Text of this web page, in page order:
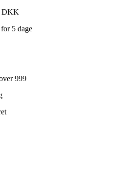
DKK
5 dage
999